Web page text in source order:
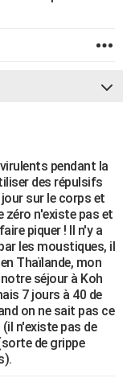
pendant la
des répulsifs
sur le corps et
zéro n'existe pas et
piquer ! Il n'y a
les moustiques, il
Thaïlande, mon
séjour à Koh
7 jours à 40 de
on ne sait pas ce
n'existe pas de
de grippe